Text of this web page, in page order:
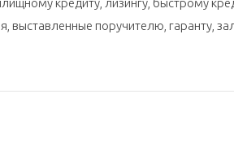
кредиту, лизингу, быстрому
выставленные поручителю, гаранту,